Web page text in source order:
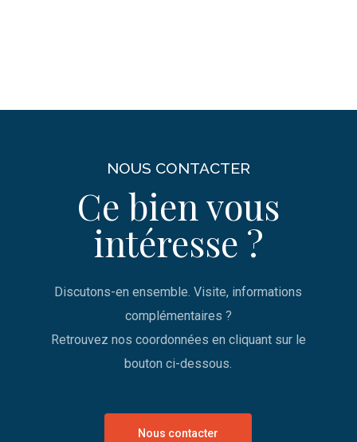
NOUS CONTACTER
Ce bien vous
intéresse ?
Discutons-en ensemble. Visite, informations
complémentaires ?
Retrouvez nos coordonnées en cliquant sur le
bouton ci-dessous.
Nous contacter